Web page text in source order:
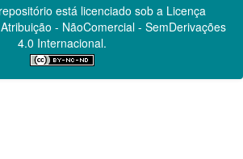
está licenciado sob a Licença
- NãoComercial - SemDerivações
4.0 Internacional.